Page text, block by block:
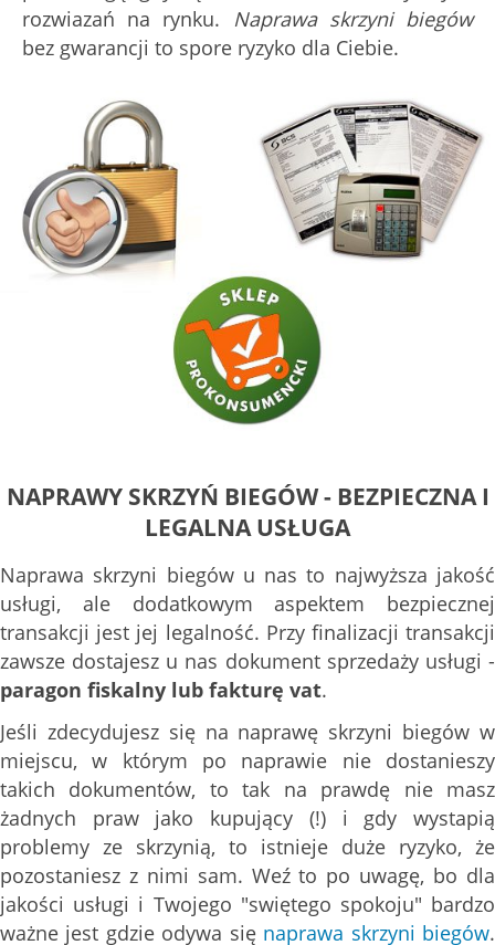
rozwiazań na rynku. Naprawa skrzyni biegów
bez gwarancji to spore ryzyko dla Ciebie.
NAPRAWY SKRZYŃ BIEGÓW - BEZPIECZNA I
LEGALNA USŁUGA
Naprawa skrzyni biegów u nas to najwyższa jakość
usługi, ale dodatkowym aspektem bezpiecznej
transakcji jest jej legalność. Przy finalizacji transakcji
zawsze dostajesz u nas dokument sprzedaży usługi -
paragon fiskalny lub fakturę vat.
Jeśli zdecydujesz się na naprawę skrzyni biegów w
miejscu, w którym po naprawie nie dostanieszy
takich dokumentów, to tak na prawdę nie masz
żadnych praw jako kupujący (!) i gdy wystapią
problemy ze skrzynią, to istnieje duże ryzyko, że
pozostaniesz z nimi sam. Weź to po uwagę, bo dla
jakości usługi i Twojego "swiętego spokoju" bardzo
ważne jest gdzie odywa się naprawa skrzyni biegów.